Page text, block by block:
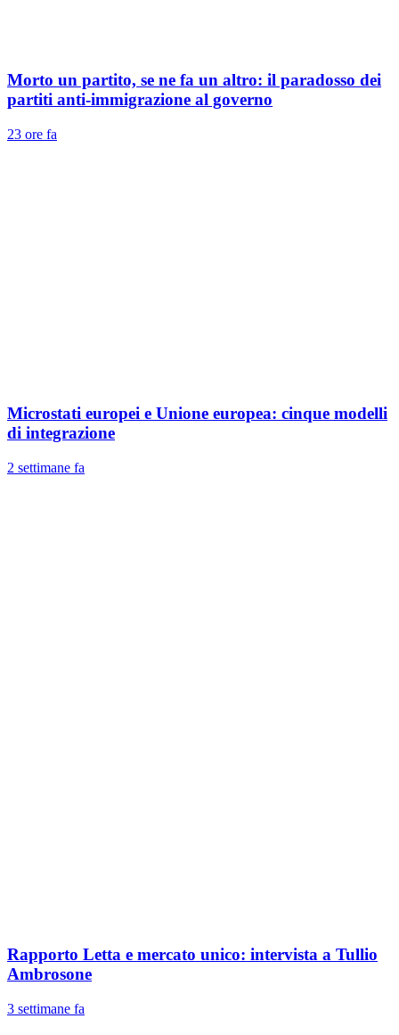
Morto un partito, se ne fa un altro: il paradosso dei
partiti anti-immigrazione al governo
23 ore fa
Microstati europei e Unione europea: cinque modelli
di integrazione
2 settimane fa
Rapporto Letta e mercato unico: intervista a Tullio
Ambrosone
3 settimane fa